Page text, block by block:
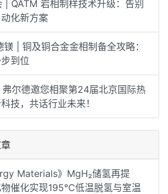
QATM 岩相制样技术升级：告别
化新方案
| 铜及铜合金金相制备全攻略：
到位
尔德邀您相聚第24届北京国际热
技，共话行业未来！
Materials》MgH₂储氢再提
催化实现195℃低温脱氢与室温